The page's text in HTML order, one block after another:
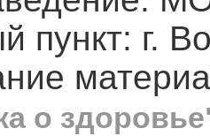
пункт: г.
о